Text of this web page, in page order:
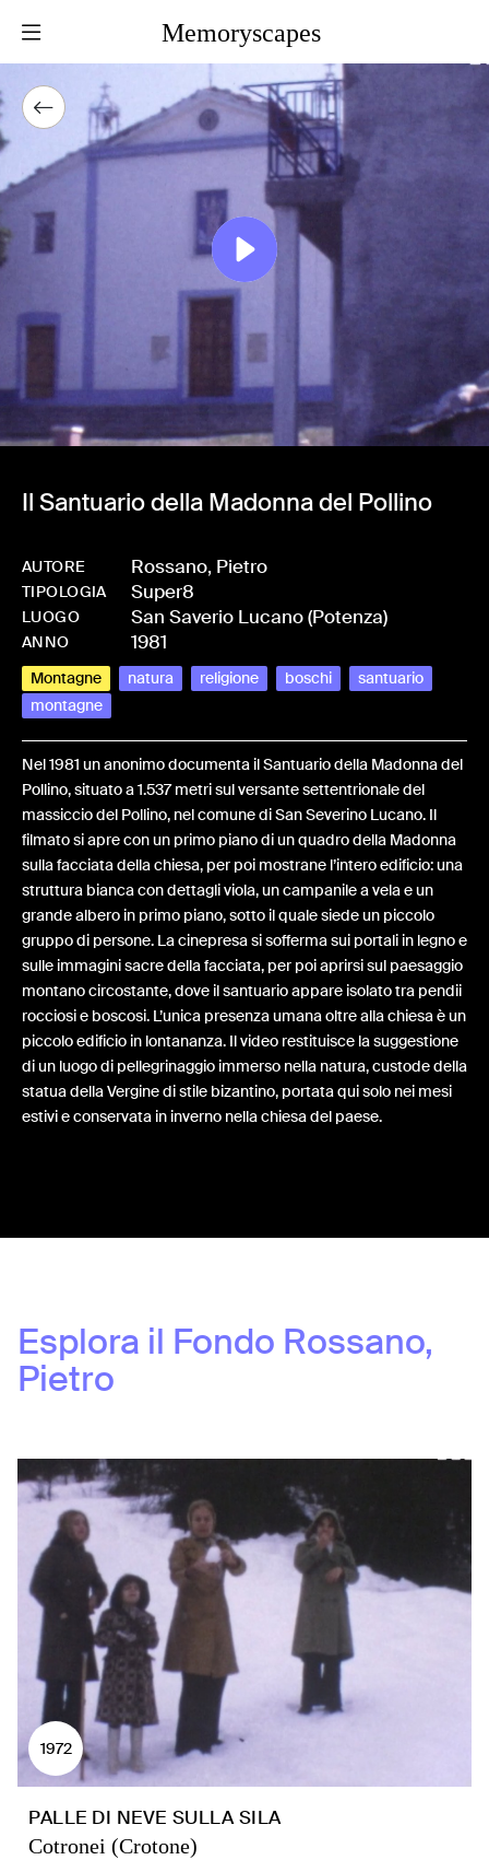
Memoryscapes
Il Santuario della Madonna del Pollino
AUTORE Rossano, Pietro
TIPOLOGIA Super8
LUOGO San Saverio Lucano (Potenza)
ANNO 1981
Montagne natura religione boschi
santuario
montagne
Nel 1981 un anonimo documenta il Santuario della Madonna del
Pollino, situato a 1.537 metri sul versante settentrionale del
massiccio del Pollino, nel comune di San Severino Lucano. Il
filmato si apre con un primo piano di un quadro della Madonna
sulla facciata della chiesa, per poi mostrane l’intero edificio: una
struttura bianca con dettagli viola, un campanile a vela e un
grande albero in primo piano, sotto il quale siede un piccolo
gruppo di persone. La cinepresa si sofferma sui portali in legno e
sulle immagini sacre della facciata, per poi aprirsi sul paesaggio
montano circostante, dove il santuario appare isolato tra pendii
rocciosi e boscosi. L’unica presenza umana oltre alla chiesa è un
piccolo edificio in lontananza. Il video restituisce la suggestione
di un luogo di pellegrinaggio immerso nella natura, custode della
statua della Vergine di stile bizantino, portata qui solo nei mesi
estivi e conservata in inverno nella chiesa del paese.
Esplora il Fondo Rossano,
Pietro
1972
PALLE DI NEVE SULLA SILA
Cotronei (Crotone)